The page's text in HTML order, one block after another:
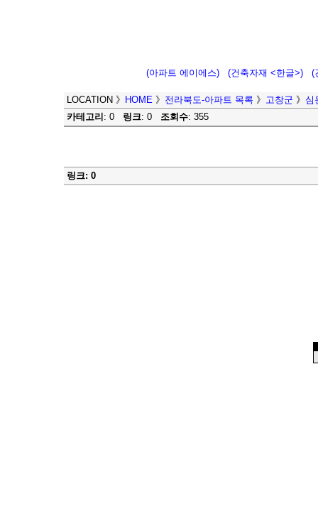
(아파트 에이에스) (건축자재 <한글>) (
LOCATION 》 HOME 》 전라북도-아파트 목록 》 고창군 》 심
카테고리 : 0 링크: 0 조회수: 355
링크: 0